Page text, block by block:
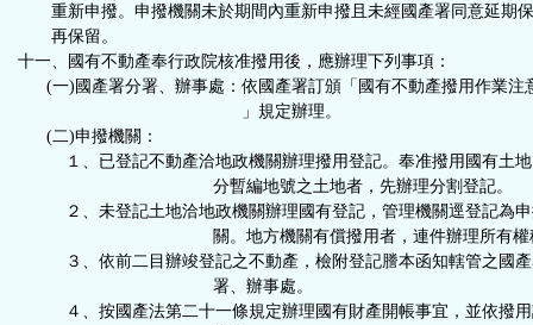
重新申撥。申撥機關未於期間內重新申撥且未經國產署同意延期
再保留。
十一、國有不動產奉行政院核准撥用後，應辦理下列事項：
(一)國產署分署、辦事處：依國產署訂頒「國有不動產撥用作業注
」規定辦理。
(二)申撥機關：
１、 已登記不動產洽地政機關辦理撥用登記。奉准撥用國有土
分暫編地號之土地者，先辦理分割登記。
２、 未登記土地洽地政機關辦理國有登記，管理機關逕登記為
關。地方機關有償撥用者，連件辦理所有
３、 依前二目辦竣登記之不動產，檢附登記謄本函知轄管之國
署、辦事處。
４、 按國產法第二十一條規定辦理國有財產開帳事宜，並依撥